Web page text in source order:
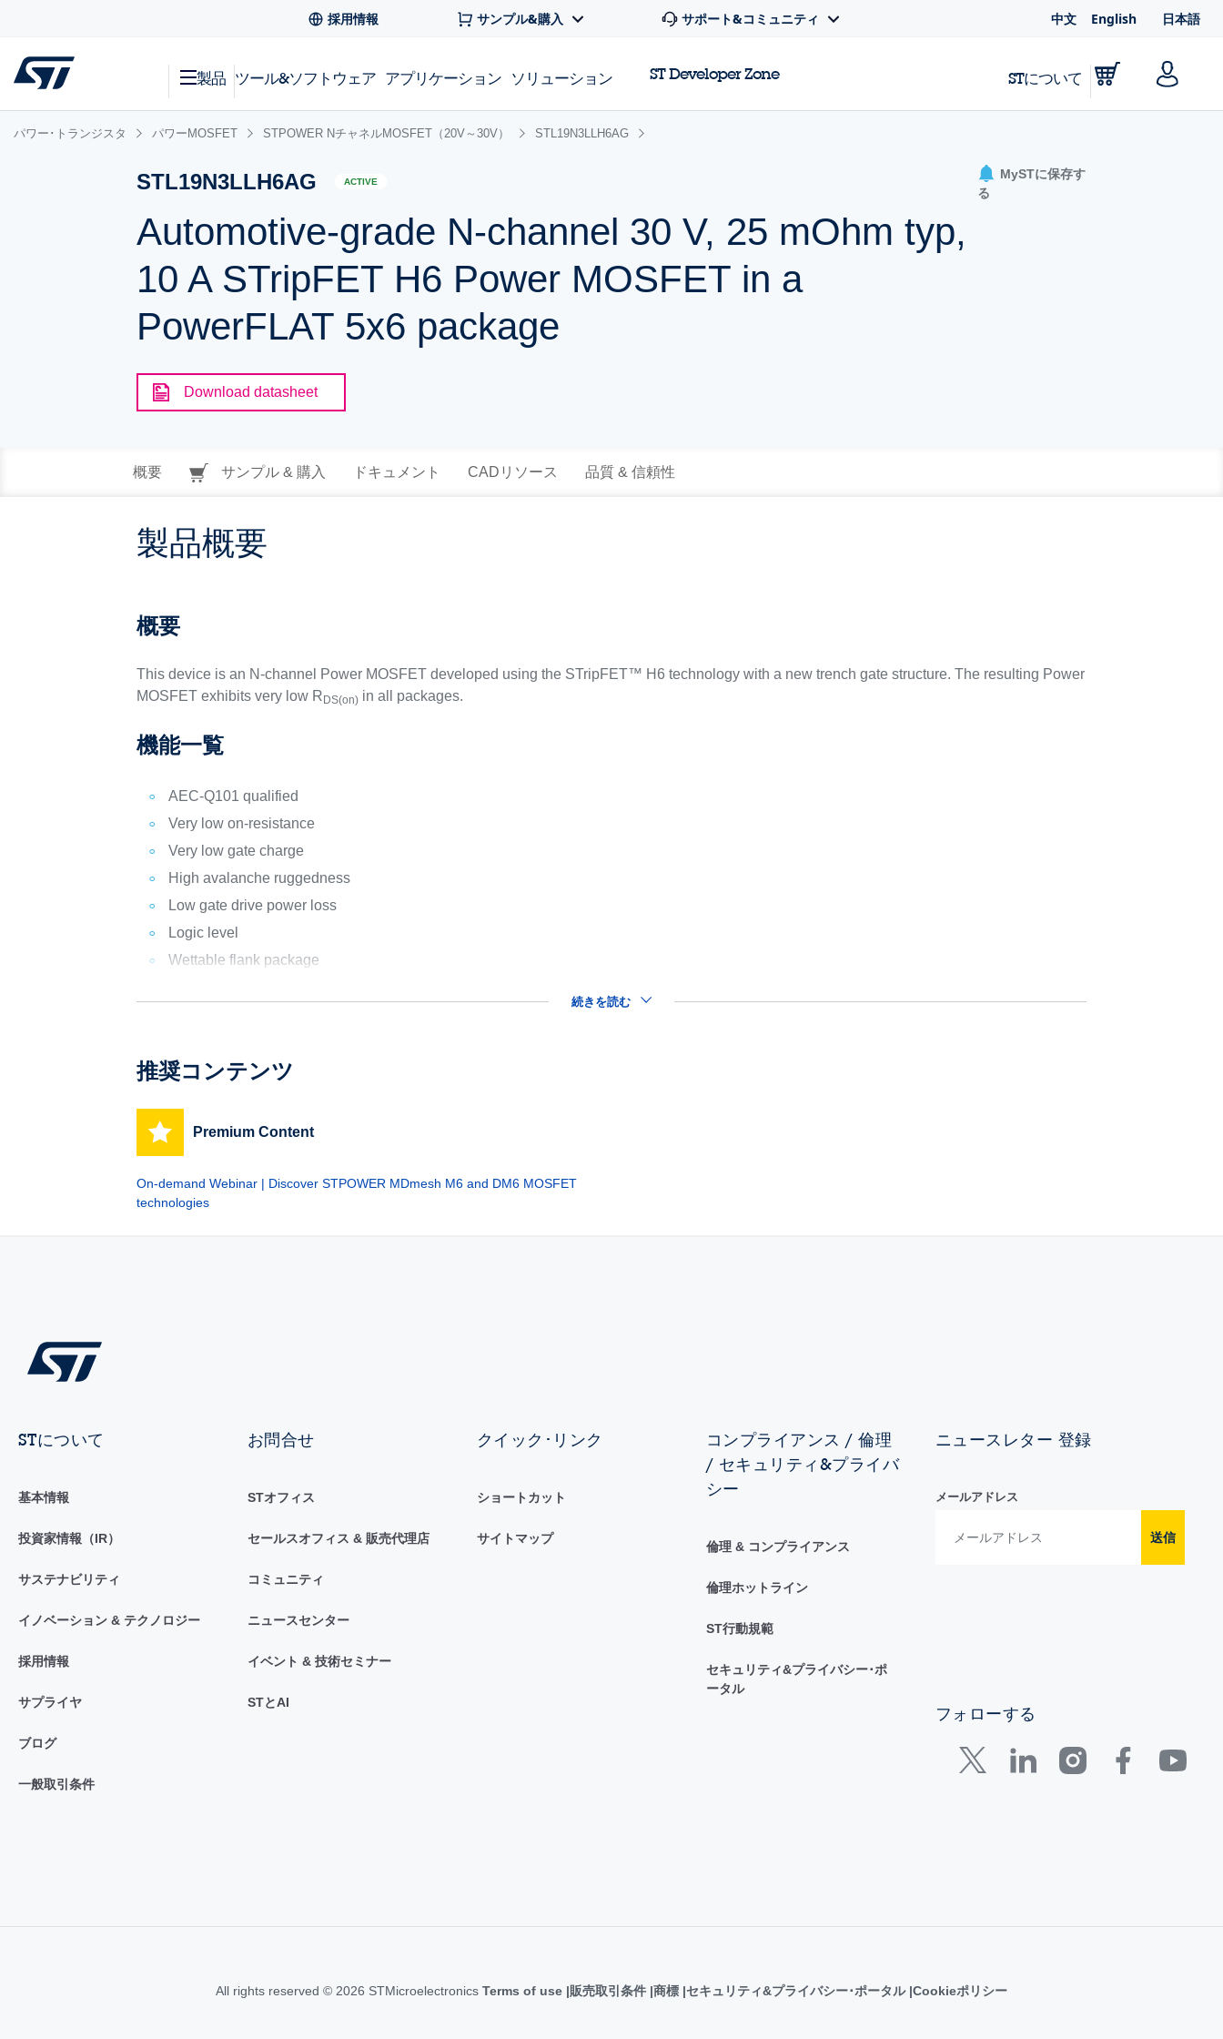
採用情報 サンプル&購入 サポート&コミュニティ 中文 English 日本語
製品 ツール&ソフトウェア アプリケーション ソリューション ST Developer Zone STについて
パワー･トランジスタ パワーMOSFET STPOWER NチャネルMOSFET（20V～30V） STL19N3LLH6AG
STL19N3LLH6AG ACTIVE
Automotive-grade N-channel 30 V, 25 mOhm typ,
10 A STripFET H6 Power MOSFET in a
PowerFLAT 5x6 package
MySTに保存す
る
Download datasheet
概要 サンプル & 購入 ドキュメント CADリソース 品質 & 信頼性
製品概要
概要
This device is an N-channel Power MOSFET developed using the STripFET™ H6 technology with a new trench gate structure. The resulting Power
MOSFET exhibits very low R DS(on) in all packages.
機能一覧
AEC-Q101 qualified
Very low on-resistance
Very low gate charge
High avalanche ruggedness
Low gate drive power loss
Logic level
Wettable flank package
続きを読む
推奨コンテンツ
Premium Content
On-demand Webinar | Discover STPOWER MDmesh M6 and DM6 MOSFET
technologies
STについて
基本情報
投資家情報（IR）
サステナビリティ
イノベーション & テクノロジー
採用情報
サプライヤ
ブログ
一般取引条件
お問合せ
STオフィス
セールスオフィス & 販売代理店
コミュニティ
ニュースセンター
イベント & 技術セミナー
STとAI
クイック･リンク
ショートカット
サイトマップ
コンプライアンス / 倫理
/ セキュリティ&プライバ
シー
倫理 & コンプライアンス
倫理ホットライン
ST行動規範
セキュリティ&プライバシー･ポ
ータル
ニュースレター 登録
メールアドレス
送信
フォローする
All rights reserved © 2026 STMicroelectronics Terms of use 販売取引条件 商標 セキュリティ&プライバシー･ポータル Cookieポリシー